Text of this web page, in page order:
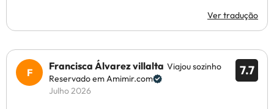
Ver tradução
7.7
Francisca Álvarez villalta Viajou sozinho
Reservado em Amimir.com
Julho 2026